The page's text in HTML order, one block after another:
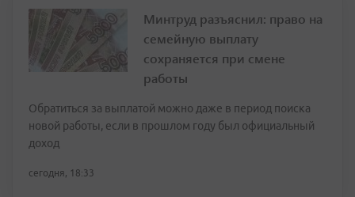
Минтруд разъяснил: право на
семейную выплату
сохраняется при смене
работы
Обратиться за выплатой можно даже в период поиска
новой работы, если в прошлом году был официальный
доход
сегодня, 18:33